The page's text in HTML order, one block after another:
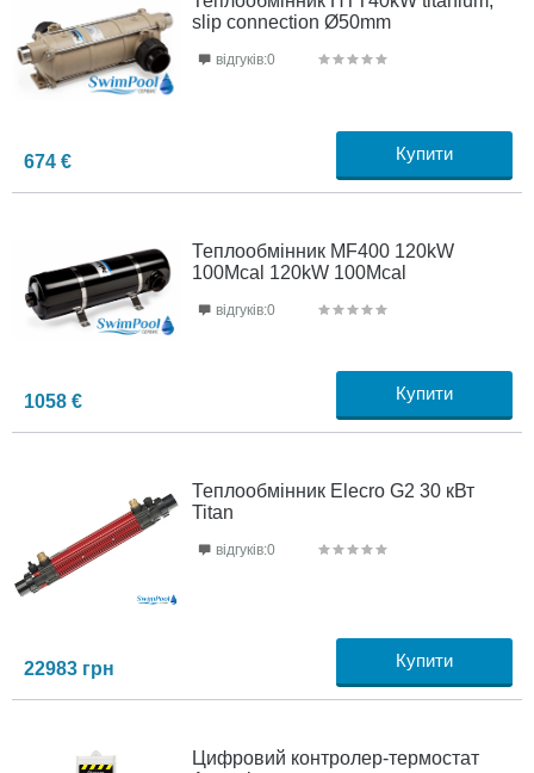
slip connection Ø50mm
674 € Купити
відгуків:0
Теплообмінник MF400 120kW
100Mcal 120kW 100Mcal
1058 € Купити
відгуків:0
Теплообмінник Elecro G2 30 кВт
Titan
22983 грн Купити
відгуків:0
Цифровий контролер-термостат